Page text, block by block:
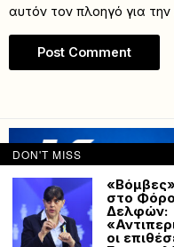
αυτόν τον πλοηγό για
DON'T MISS
στο
Δελφών:
οι